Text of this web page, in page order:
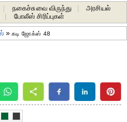
நகைச்சுவை விருந்து
அரசியல்
போலீஸ் சிரிப்புகள்
»கடி ஜோக்ஸ் 48